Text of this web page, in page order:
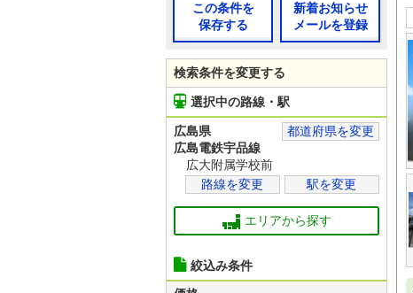
この条件を
保存する
新着お知らせ
メールを登録
検索条件を変更する
選択中の路線・駅
広島県
都道府県を変更
広島電鉄宇品線
広大附属学校前
路線を変更
駅を変更
エリアから探す
絞込み条件